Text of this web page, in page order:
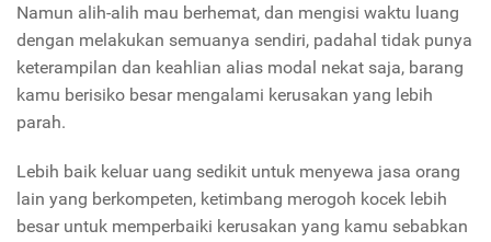
Namun alih-alih mau berhemat, dan mengisi waktu luang
dengan melakukan semuanya sendiri, padahal tidak punya
keterampilan dan keahlian alias modal nekat saja, barang
kamu berisiko besar mengalami kerusakan yang lebih
parah.
Lebih baik keluar uang sedikit untuk menyewa jasa orang
lain yang berkompeten, ketimbang merogoh kocek lebih
besar untuk memperbaiki kerusakan yang kamu sebabkan